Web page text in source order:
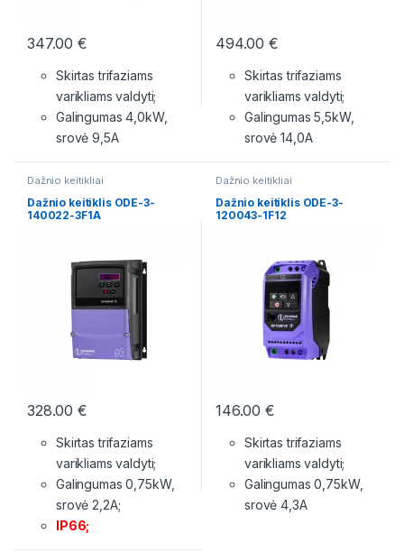
347.00€
Skirtas trifaziams
varikliams valdyti;
Galingumas 4,0kW,
srovė 9,5A
494.00€
Skirtas trifaziams
varikliams valdyti;
Galingumas 5,5kW,
srovė 14,0A
Dažnio keitikliai
Dažnio keitiklis ODE-3-
140022-3F1A
328.00€
Skirtas trifaziams
varikliams valdyti;
Galingumas 0,75kW,
srovė 2,2A;
IP66;
Dažnio keitikliai
Dažnio keitiklis ODE-3-
120043-1F12
146.00€
Skirtas trifaziams
varikliams valdyti;
Galingumas 0,75kW,
srovė 4,3A